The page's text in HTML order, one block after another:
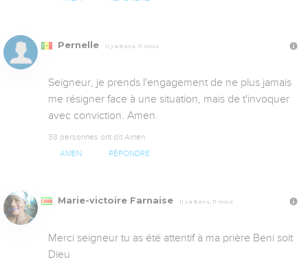
Pernelle Il y a 8 ans, 11 mois
Seigneur, je prends l'engagement de ne plus jamais
me résigner face à une situation, mais de t'invoquer
avec conviction. Amen.
38 personnes ont dit Amen
AMEN RÉPONDRE
Marie-victoire Farnaise Il y a 8 ans, 11 mois
Merci seigneur tu as été attentif à ma prière Beni soit
Dieu